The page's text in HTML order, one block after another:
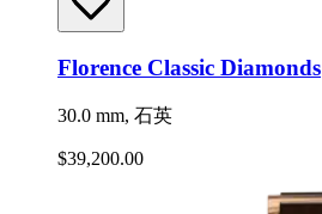
Florence Classic Diamonds
30.0 mm, 石英
$39,200.00